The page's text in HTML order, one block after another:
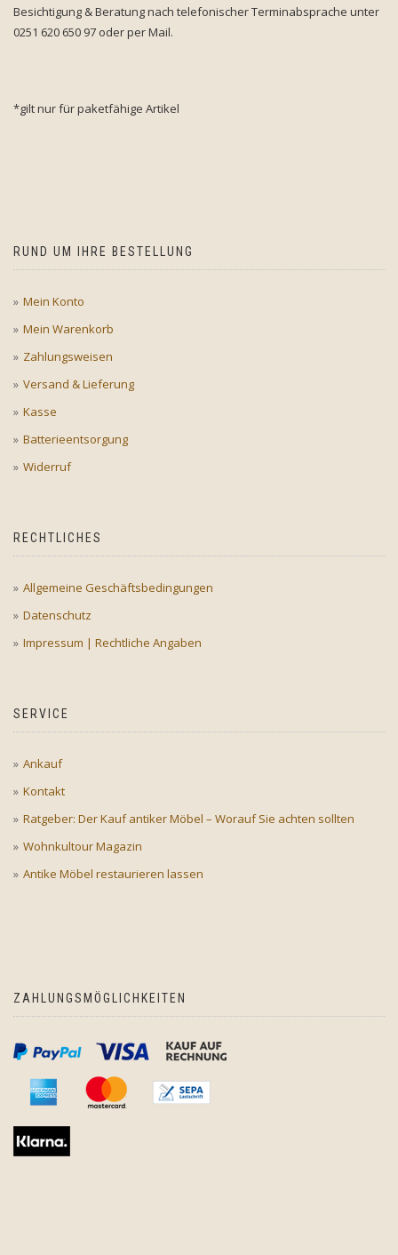
Besichtigung & Beratung nach telefonischer Terminabsprache unter
0251 620 650 97 oder per Mail.
*gilt nur für paketfähige Artikel
RUND UM IHRE BESTELLUNG
Mein Konto
Mein Warenkorb
Zahlungsweisen
Versand & Lieferung
Kasse
Batterieentsorgung
Widerruf
RECHTLICHES
Allgemeine Geschäftsbedingungen
Datenschutz
Impressum | Rechtliche Angaben
SERVICE
Ankauf
Kontakt
Ratgeber: Der Kauf antiker Möbel – Worauf Sie achten sollten
Wohnkultour Magazin
Antike Möbel restaurieren lassen
ZAHLUNGSMÖGLICHKEITEN